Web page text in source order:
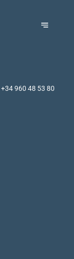
+34 960 48 53 80